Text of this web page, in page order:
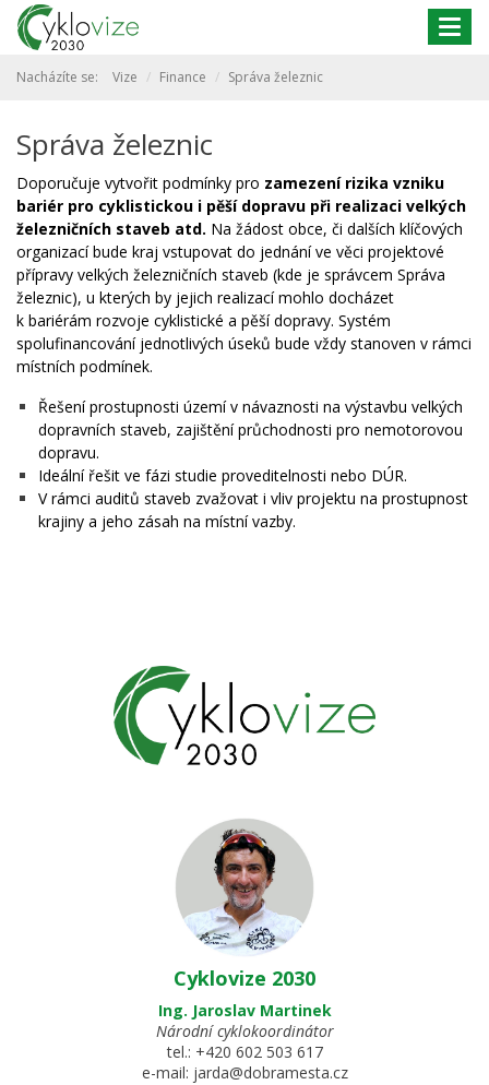
Nacházíte se: Vize Finance Správa železnic
Správa železnic
Doporučuje vytvořit podmínky pro zamezení rizika vzniku
bariér pro cyklistickou i pěší dopravu při realizaci velkých
železničních staveb atd. Na žádost obce, či dalších klíčových
organizací bude kraj vstupovat do jednání ve věci projektové
přípravy velkých železničních staveb (kde je správcem Správa
železnic), u kterých by jejich realizací mohlo docházet
k bariérám rozvoje cyklistické a pěší dopravy. Systém
spolufinancování jednotlivých úseků bude vždy stanoven v rámci
místních podmínek.
Řešení prostupnosti území v návaznosti na výstavbu velkých
dopravních staveb, zajištění průchodnosti pro nemotorovou
dopravu.
Ideální řešit ve fázi studie proveditelnosti nebo DÚR.
V rámci auditů staveb zvažovat i vliv projektu na prostupnost
krajiny a jeho zásah na místní vazby.
Cyklovize 2030
Ing. Jaroslav Martinek
Národní cyklokoordinátor
tel.: +420 602 503 617
e-mail: jarda@dobramesta.cz